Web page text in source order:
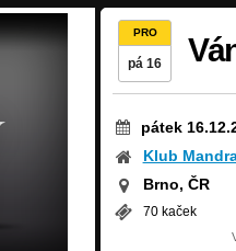
PRO
pá 16
pátek
Klub
Brno, ČR
70 kaček